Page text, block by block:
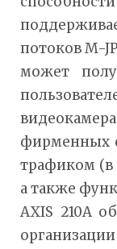
потоков M-
может
фирменных
трафиком (в
а также
AXIS 210A